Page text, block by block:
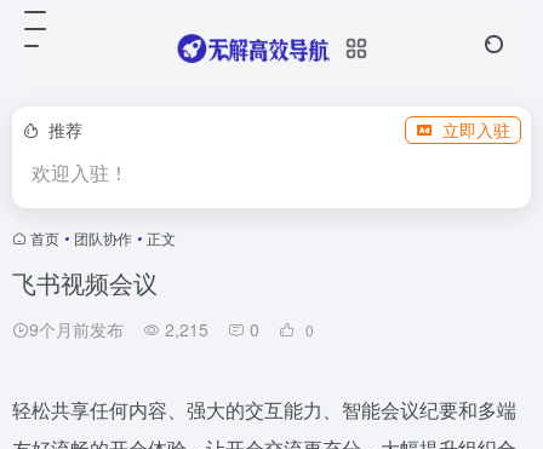
推荐 立即入驻
欢迎入驻！
首页 • 团队协作 • 正文
飞书视频会议
9个月前发布 2,215 0 0
轻松共享任何内容、强大的交互能力、智能会议纪要和多端